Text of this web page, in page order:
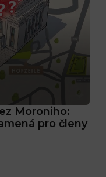
Moroniho:
pro členy